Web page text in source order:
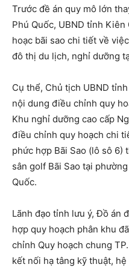
Trước đề án quy mô lớn
Phú Quốc, UBND tỉnh
hoạc bãi sao chi tiết về
đô thị du lịch, nghỉ dưỡng
Cụ thể, Chủ tịch UBND
nội dung điều chỉnh quy
Khu nghỉ dưỡng cao cấp
điều chỉnh quy hoạch chi
phức hợp Bãi Sao (lô sô 6)
sân golf Bãi Sao tại
Quốc.
Lãnh đạo tỉnh lưu ý, Đồ án
hợp quy hoạch phân khu
chỉnh Quy hoạch chung
kết nối hạ tâng kỹ thuật,